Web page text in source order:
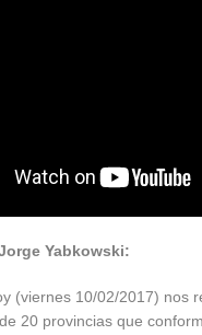
Yabkowski:
(viernes 10/02/2017) nos
20 provincias que